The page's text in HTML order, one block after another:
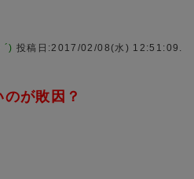
´) 投稿日:2017/02/08(水) 12:51:09.
が敗因？